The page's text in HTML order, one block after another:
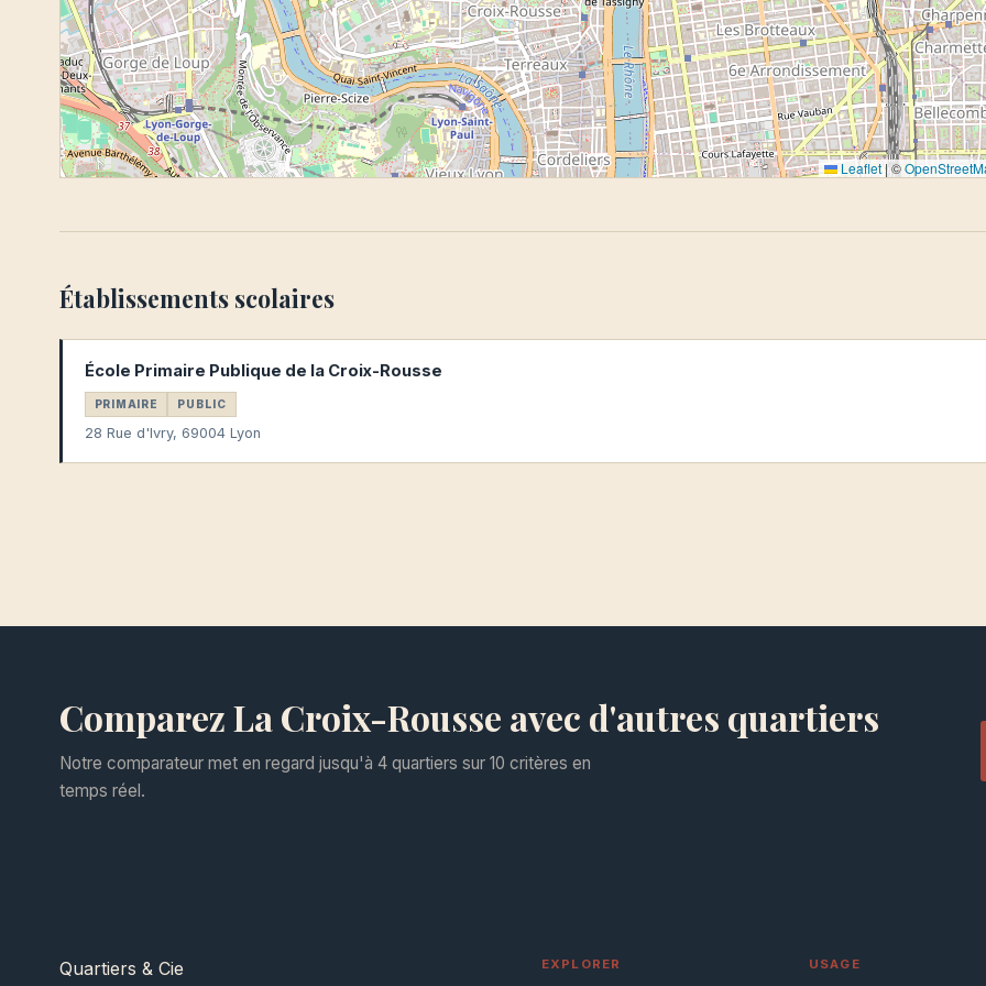
Leaflet|©
Établissements scolaires
École Primaire Publique de la Croix-Rousse
PRIMAIRE PUBLIC
28 Rue d'Ivry, 69004 Lyon
Comparez La Croix-Rousse avec d'autres quartiers
Notre comparateur met en regard jusqu'à 4 quartiers sur 10 critères en
temps réel.
Quartiers & Cie EXPLORER USAGE